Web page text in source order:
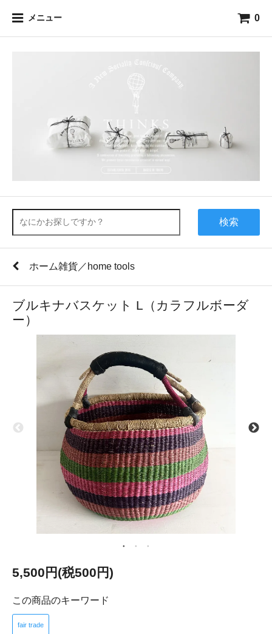
メニュー 0
検索
ホーム雑貨／home tools
ブルキナバスケット L（カラフルボーダ
ー）
5,500円(税500円)
この商品のキーワード
fair trade